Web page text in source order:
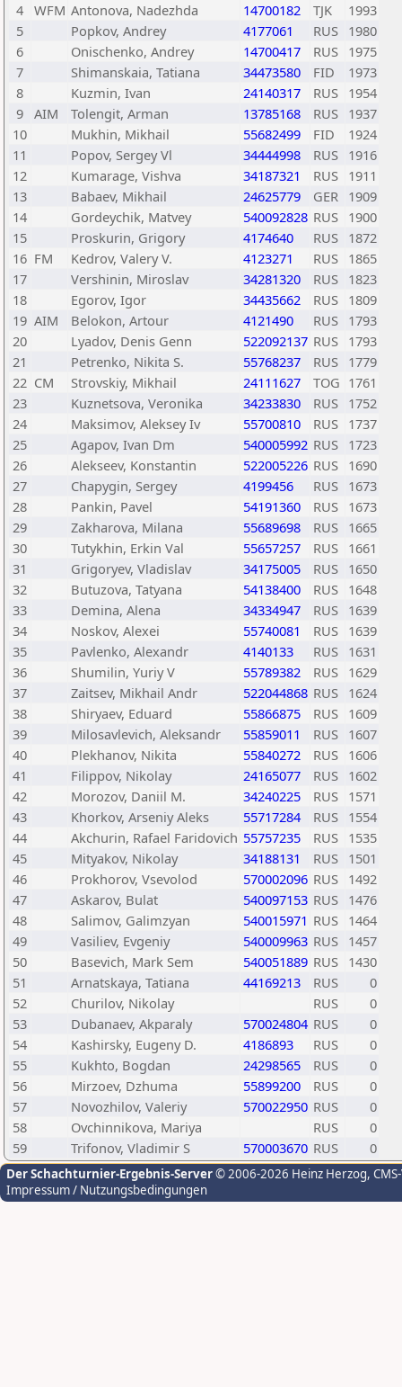
4 WFM Antonova, Nadezhda 14700182 TJK
1993
5
Popkov, Andrey 4177061 RUS 1980
6
Onischenko, Andrey 14700417 RUS 1975
7
Shimanskaia, Tatiana 34473580 FID
1973
8
Kuzmin, Ivan 24140317 RUS 1954
9 AIM Tolengit, Arman 13785168 RUS 1937
10
Mukhin, Mikhail 55682499 FID
1924
11
Popov, Sergey Vl 34444998 RUS 1916
12
Kumarage, Vishva 34187321 RUS 1911
13
Babaev, Mikhail 24625779 GER 1909
14
Gordeychik, Matvey 540092828 RUS 1900
15
Proskurin, Grigory 4174640 RUS 1872
16 FM Kedrov, Valery V. 4123271 RUS 1865
17
Vershinin, Miroslav 34281320 RUS 1823
18
Egorov, Igor 34435662 RUS 1809
19 AIM Belokon, Artour 4121490 RUS 1793
20
Lyadov, Denis Genn 522092137 RUS 1793
21
Petrenko, Nikita S. 55768237 RUS 1779
22 CM Strovskiy, Mikhail 24111627 TOG 1761
23
Kuznetsova, Veronika 34233830 RUS 1752
24
Maksimov, Aleksey Iv 55700810 RUS 1737
25
Agapov, Ivan Dm 540005992 RUS 1723
26
Alekseev, Konstantin 522005226 RUS 1690
27
Chapygin, Sergey 4199456 RUS 1673
28
Pankin, Pavel 54191360 RUS 1673
29
Zakharova, Milana 55689698 RUS 1665
30
Tutykhin, Erkin Val 55657257 RUS 1661
31
Grigoryev, Vladislav 34175005 RUS 1650
32
Butuzova, Tatyana 54138400 RUS 1648
33
Demina, Alena 34334947 RUS 1639
34
Noskov, Alexei 55740081 RUS 1639
35
Pavlenko, Alexandr 4140133 RUS 1631
36
Shumilin, Yuriy V 55789382 RUS 1629
37
Zaitsev, Mikhail Andr 522044868 RUS 1624
38
Shiryaev, Eduard 55866875 RUS 1609
39
Milosavlevich, Aleksandr 55859011 RUS 1607
40
Plekhanov, Nikita 55840272 RUS 1606
41
Filippov, Nikolay 24165077 RUS 1602
42
Morozov, Daniil M. 34240225 RUS 1571
43
Khorkov, Arseniy Aleks 55717284 RUS 1554
44
Akchurin, Rafael Faridovich 55757235 RUS 1535
45
Mityakov, Nikolay 34188131 RUS 1501
46
Prokhorov, Vsevolod 570002096 RUS 1492
47
Askarov, Bulat 540097153 RUS 1476
48
Salimov, Galimzyan 540015971 RUS 1464
49
Vasiliev, Evgeniy 540009963 RUS 1457
50
Basevich, Mark Sem 540051889 RUS 1430
51
Arnatskaya, Tatiana 44169213 RUS
0
52
Churilov, Nikolay RUS
0
53
Dubanaev, Akparaly 570024804 RUS
0
54
Kashirsky, Eugeny D. 4186893 RUS
0
55
Kukhto, Bogdan 24298565 RUS
0
56
Mirzoev, Dzhuma 55899200 RUS
0
57
Novozhilov, Valeriy 570022950 RUS
0
58
Ovchinnikova, Mariya RUS
0
59
Trifonov, Vladimir S 570003670 RUS 0
Der Schachturnier-Ergebnis-Server© 2006-2026 Heinz Herzog,
Impressum / Nutzungsbedingungen